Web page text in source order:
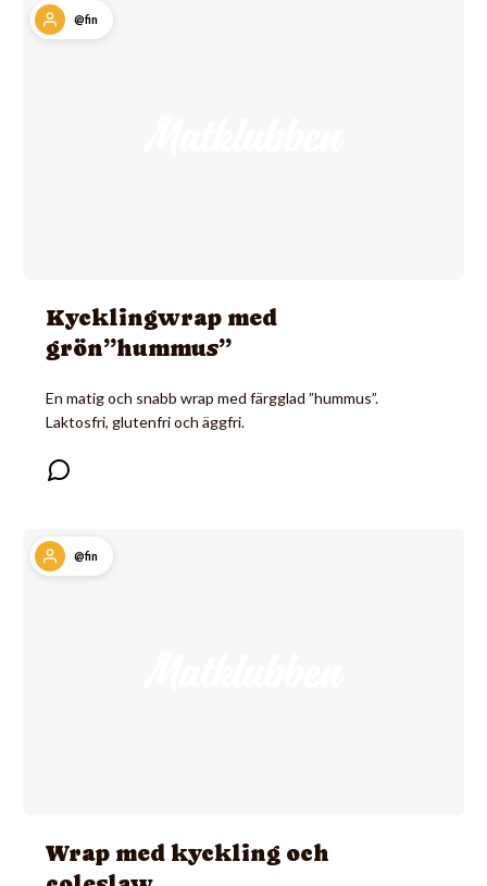
@fin
Kycklingwrap med
grön”hummus”
En matig och snabb wrap med färgglad ”hummus”.
Laktosfri, glutenfri och äggfri.
@fin
Wrap med kyckling och